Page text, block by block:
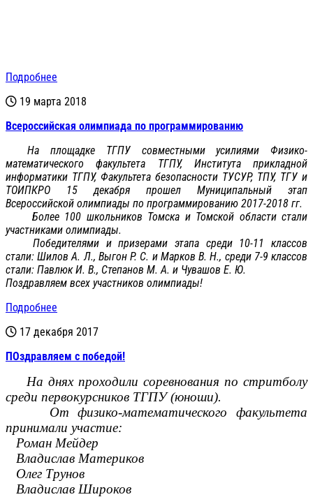
Подробнее
19 марта 2018
Всероссийская олимпиада по программированию
На площадке ТГПУ совместными усилиями Физико-
математического факультета ТГПУ, Института прикладной
информатики ТГПУ, Факультета безопасности ТУСУР, ТПУ, ТГУ и
ТОИПКРО 15 декабря прошел Муниципальный этап
Всероссийской олимпиады по программированию 2017-2018 гг.
Более 100 школьников Томска и Томской области стали
участниками олимпиады.
Победителями и призерами этапа среди 10-11 классов
стали: Шилов А. Л., Выгон Р. С. и Марков В. Н., среди 7-9 классов
стали: Павлюк И. В., Степанов М. А. и Чувашов Е. Ю.
Поздравляем всех участников олимпиады!
Подробнее
17 декабря 2017
ПОздравляем с победой!
На днях проходили соревнования по стритболу
среди первокурсников ТГПУ (юноши).
От физико-математического факультета
принимали участие:
Роман Мейдер
Владислав Материков
Олег Трунов
Владислав Широков